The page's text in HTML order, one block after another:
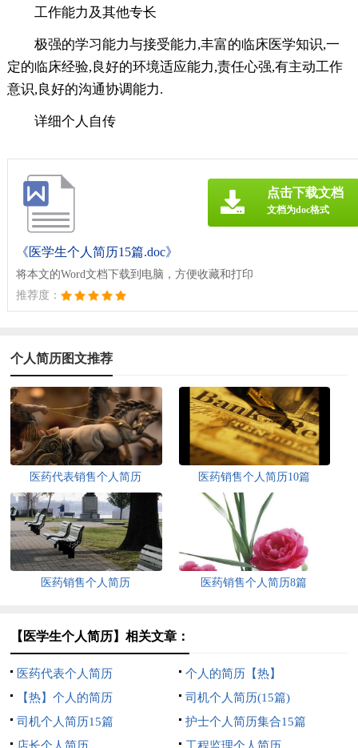
工作能力及其他专长
极强的学习能力与接受能力,丰富的临床医学知识,一
定的临床经验,良好的环境适应能力,责任心强,有主动工作
意识,良好的沟通协调能力.
详细个人自传
《医学生个人简历15篇.doc》
将本文的Word文档下载到电脑，方便收藏和打印
推荐度：
点击下载文档
文档为doc格式
个人简历图文推荐
医药代表销售个人简历 医药销售个人简历10篇
医药销售个人简历 医药销售个人简历8篇
【医学生个人简历】相关文章：
医药代表个人简历
个人的简历【热】
【热】个人的简历
司机个人简历(15篇)
司机个人简历15篇
护士个人简历集合15篇